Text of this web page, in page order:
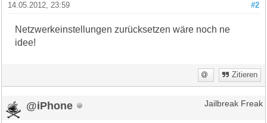
#2
14.05.2012, 23:59
Netzwerkeinstellungen zurücksetzen wäre noch ne
idee!
Zitieren
@iPhone Jailbreak Freak